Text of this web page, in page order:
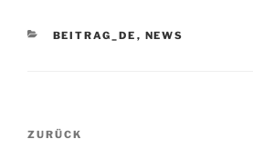
KATEGORIEN
BEITRAG_DE , NEWS
Beitragsnavigation
Vorheriger
ZURÜCK